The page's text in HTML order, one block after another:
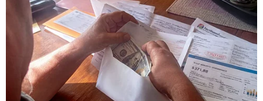
chế ra rạp, các phòng chiếu không có phim Việt
ra mắt dịp Tết. Vì vậy, loạt phim được kỳ vọng
sẽ lấp đầy phần nào nhu cầu giải trí của khán
giả tại nhà.
Cùng với việc chiếu phim, ban tổ chức cho biết